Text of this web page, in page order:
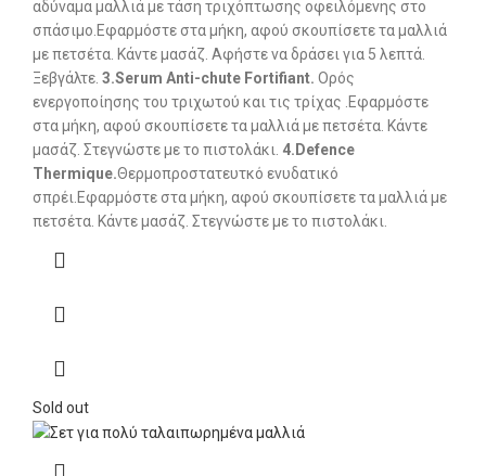
αδύναμα μαλλιά με τάση τριχόπτωσης οφειλόμενης στο
σπάσιμο.Εφαρμόστε στα μήκη, αφού σκουπίσετε τα μαλλιά
με πετσέτα. Κάντε μασάζ. Αφήστε να δράσει για 5 λεπτά.
Ξεβγάλτε. 3.Serum Anti-chute Fortifiant. Ορός
ενεργοποίησης του τριχωτού και τις τρίχας .Εφαρμόστε
στα μήκη, αφού σκουπίσετε τα μαλλιά με πετσέτα. Κάντε
μασάζ. Στεγνώστε με το πιστολάκι. 4.Defence
Thermique.Θερμοπροστατευτκό ενυδατικό
σπρέι.Εφαρμόστε στα μήκη, αφού σκουπίσετε τα μαλλιά με
πετσέτα. Κάντε μασάζ. Στεγνώστε με το πιστολάκι.
Sold out